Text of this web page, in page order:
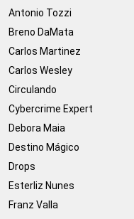
Antonio Tozzi
Breno DaMata
Carlos Martinez
Carlos Wesley
Circulando
Cybercrime Expert
Debora Maia
Destino Mágico
Drops
Esterliz Nunes
Franz Valla